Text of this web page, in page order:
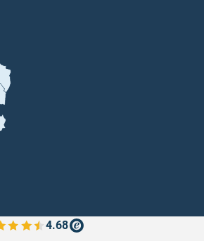
4.68
de verfplaza beoordelingen